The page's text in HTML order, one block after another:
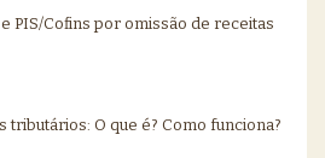
PIS/Cofins por omissão de receitas
tributários: O que é? Como funciona?